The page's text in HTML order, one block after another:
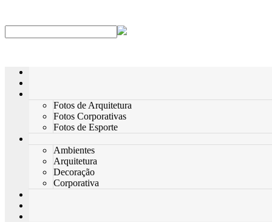
Fotos de Arquitetura
Fotos Corporativas
Fotos de Esporte
Ambientes
Arquitetura
Decoração
Corporativa